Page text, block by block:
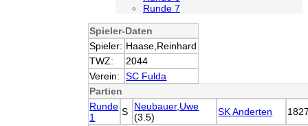
Runde 7
Spieler-Daten
Spieler: Haase,Reinhard
TWZ:
2044
Verein:
SC Fulda
Partien
Runde
1
S
Neubauer,Uwe
(3.5)
SK Anderten